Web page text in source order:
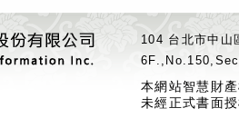
104 台北市中山
本網站智慧財
未經正式書面